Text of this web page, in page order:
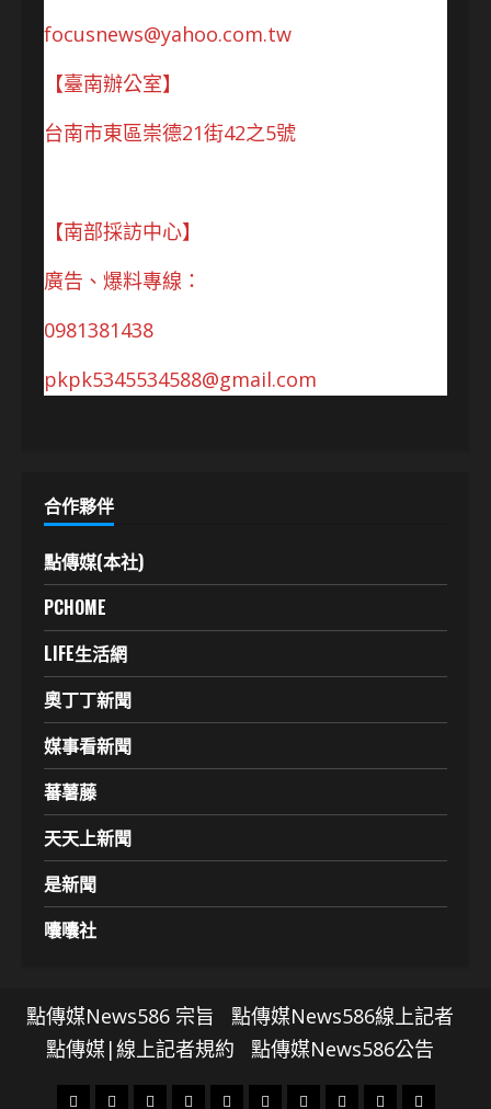
focusnews@yahoo.com.tw
【臺南辦公室】
台南市東區崇德21街42之5號
【南部採訪中心】
廣告、爆料專線：
0981381438
pkpk5345534588@gmail.com
合作夥伴
點傳媒(本社)
PCHOME
LIFE生活網
奧丁丁新聞
媒事看新聞
蕃薯藤
天天上新聞
是新聞
囔囔社
點傳媒News586 宗旨
點傳媒News586線上記者
點傳媒|線上記者規約
點傳媒News586公告
頭 財 地 文 專 娛 政 國 運 生